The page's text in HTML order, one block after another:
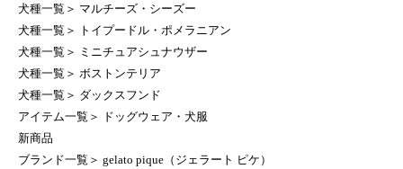
犬種一覧 ＞ マルチーズ・シーズー
犬種一覧 ＞
トイプードル・ポメラニアン
犬種一覧 ＞
ミニチュアシュナウザー
犬種一覧 ＞ ボストンテリア
犬種一覧 ＞ ダックスフンド
アイテム一覧 ＞
ドッグウェア・犬服
新商品
ブランド一覧 ＞ gelato pique（ジェラート ピケ）